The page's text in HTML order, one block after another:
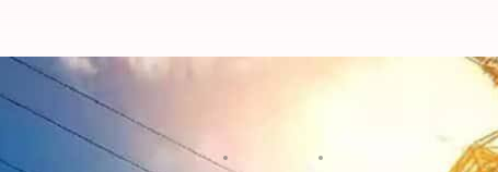
உங்கள் ஏரியாவில் இன்று
தெரிந்துகொள்ளுங்கள்
Venkatalakshmi V